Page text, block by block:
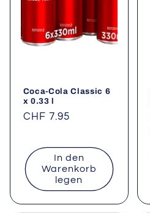
Coca-Cola Classic 6
x 0.33 l
Normaler
CHF 7.95
In den
Warenkorb
legen